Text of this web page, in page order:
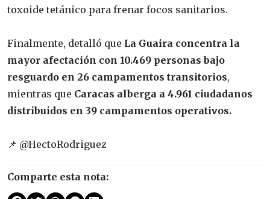
toxoide tetánico para frenar focos sanitarios.
Finalmente, detalló que La Guaira concentra la
mayor afectación con 10.469 personas bajo
resguardo en 26 campamentos transitorios,
mientras que Caracas alberga a 4.961 ciudadanos
distribuidos en 39 campamentos operativos.
📌 @HectoRodriguez
Comparte esta nota: